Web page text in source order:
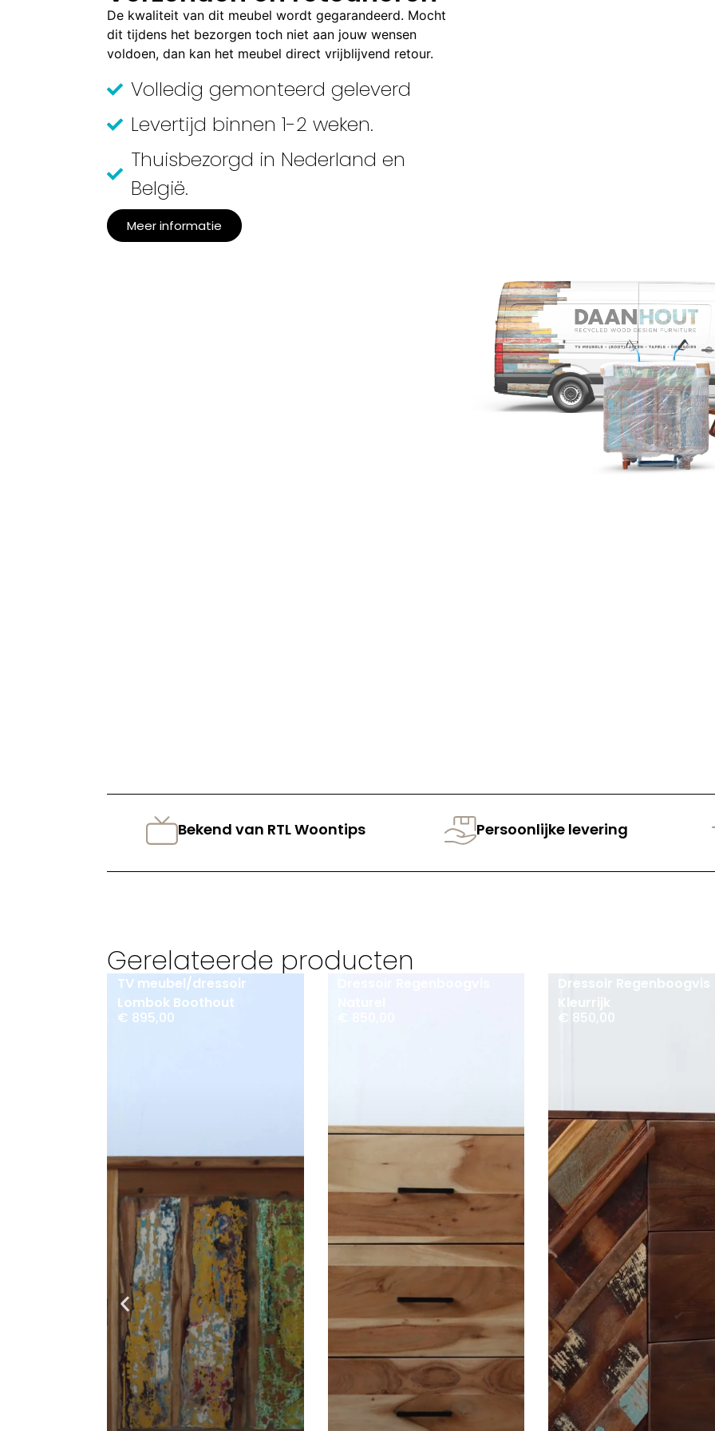
De kwaliteit van dit meubel wordt gegarandeerd. Mocht
dit tijdens het bezorgen toch niet aan jouw wensen
voldoen, dan kan het meubel direct vrijblijvend retour.
Volledig gemonteerd geleverd
Levertijd binnen 1-2 weken.
Thuisbezorgd in Nederland en
België.
Meer informatie
Bekend van RTL Woontips Persoonlijke levering
Gerelateerde producten
TV meubel/dressoir
Lombok Boothout
€ 895,00
Dressoir Regenboogvis
Kleurrijk
€ 850,00